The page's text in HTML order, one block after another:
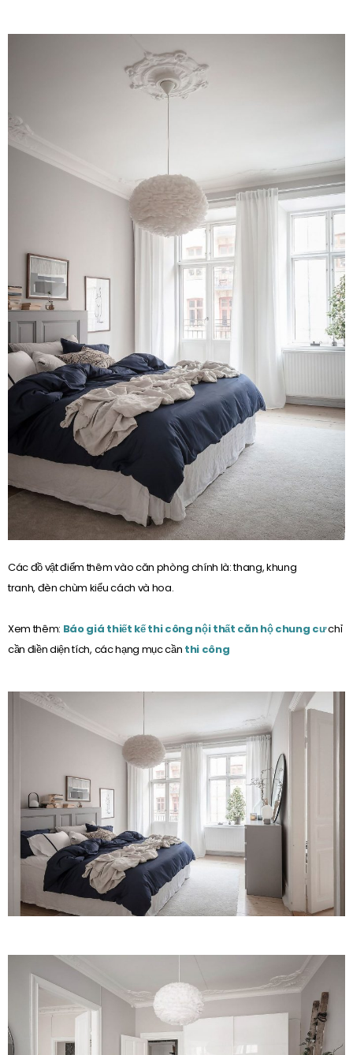
Các đồ vật điểm thêm vào căn phòng chính là: thang, khung
tranh, đèn chùm kiểu cách và hoa.
Xem thêm: Báo giá thiết kế thi công nội thất căn hộ chung cưchỉ
cần điền diện tích, các hạng mục cần thi công